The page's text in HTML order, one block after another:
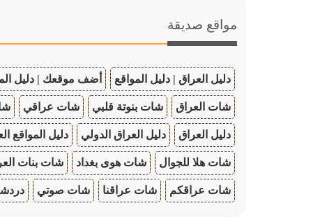
مواقع صديقة
دليل العراق | دليل المواقع أضف موقعك | دليل
شات العراق شات بنوتة قلبي شات عراقي
دليل العراق دليل العراق الدولي دليل المواقع
شات هلا للجوال شات هوى بغداد شات بنات
شات عراقكم شات عراقنا شات صوتي